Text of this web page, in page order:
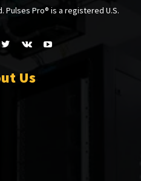
Pulses Pro® is a registered U.S.
Us